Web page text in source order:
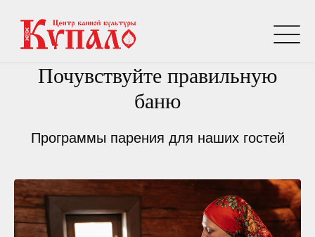
Почувствуйте правильную
баню
Программы парения для наших гостей